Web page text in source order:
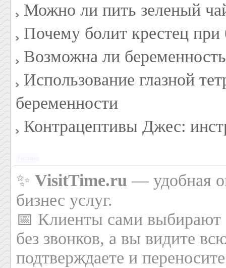
Можно ли пить зеленый
Почему болит крестец при
Возможна ли
Использование глазной
беременности
Контрацептивы Джес:
✨ VisitTime.ru — удобная
бизнес услуг.
📅 Клиенты сами выбирают
без звонков, а вы видите
подтверждаете и